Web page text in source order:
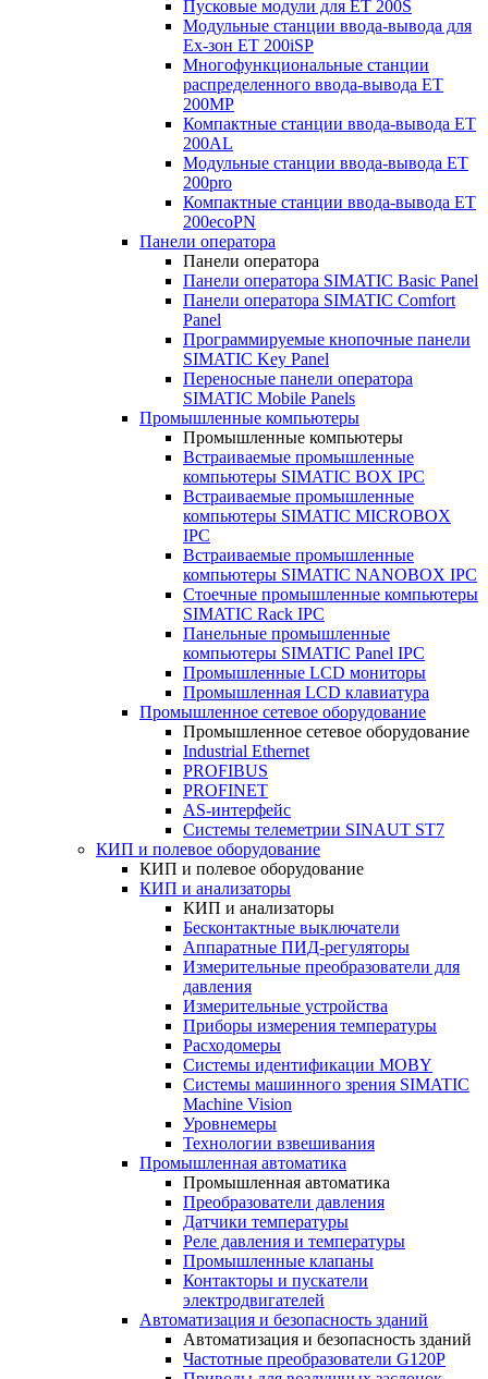
Пусковые модули для ET 200S
Модульные станции ввода-вывода для
Ex-зон ET 200iSP
Многофункциональные станции
распределенного ввода-вывода ET
200MP
Компактные станции ввода-вывода ET
200AL
Модульные станции ввода-вывода ET
200pro
Компактные станции ввода-вывода ET
200ecoPN
Панели оператора
Панели оператора
Панели оператора SIMATIC Basic Panel
Панели оператора SIMATIC Comfort
Panel
Программируемые кнопочные панели
SIMATIC Key Panel
Переносные панели оператора
SIMATIC Mobile Panels
Промышленные компьютеры
Промышленные компьютеры
Встраиваемые промышленные
компьютеры SIMATIC BOX IPC
Встраиваемые промышленные
компьютеры SIMATIC MICROBOX
IPC
Встраиваемые промышленные
компьютеры SIMATIC NANOBOX IPC
Стоечные промышленные компьютеры
SIMATIC Rack IPC
Панельные промышленные
компьютеры SIMATIC Panel IPC
Промышленные LCD мониторы
Промышленная LCD клавиатура
Промышленное сетевое оборудование
Промышленное сетевое оборудование
Industrial Ethernet
PROFIBUS
PROFINET
AS-интерфейс
Системы телеметрии SINAUT ST7
КИП и полевое оборудование
КИП и полевое оборудование
КИП и анализаторы
КИП и анализаторы
Бесконтактные выключатели
Аппаратные ПИД-регуляторы
Измерительные преобразователи для
давления
Измерительные устройства
Приборы измерения температуры
Расходомеры
Системы идентификации MOBY
Системы машинного зрения SIMATIC
Machine Vision
Уровнемеры
Технологии взвешивания
Промышленная автоматика
Промышленная автоматика
Преобразователи давления
Датчики температуры
Реле давления и температуры
Промышленные клапаны
Контакторы и пускатели
электродвигателей
Автоматизация и безопасность зданий
Автоматизация и безопасность зданий
Частотные преобразователи G120P